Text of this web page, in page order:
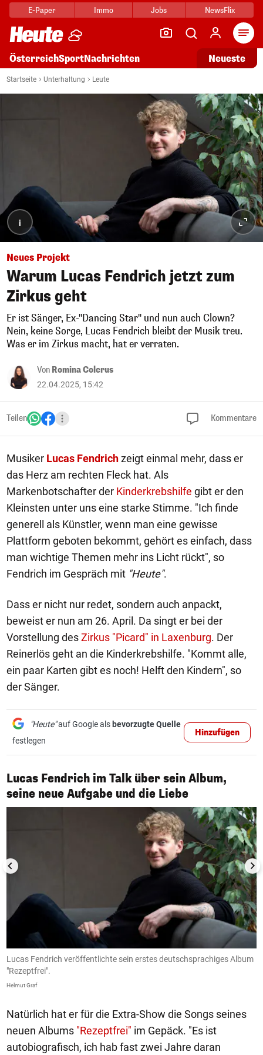
E-Paper Immo Jobs NewsFlix
ÖsterreichSportNachrichten Neueste
Startseite Unterhaltung Leute
i
Neues Projekt
Warum Lucas Fendrich jetzt zum
Zirkus geht
Er ist Sänger, Ex-"Dancing Star" und nun auch Clown?
Nein, keine Sorge, Lucas Fendrich bleibt der Musik treu.
Was er im Zirkus macht, hat er verraten.
Von Romina Colerus
22.04.2025, 15:42
Teilen Kommentare
Musiker Lucas Fendrichzeigt einmal mehr, dass er
das Herz am rechten Fleck hat. Als
Markenbotschafter der Kinderkrebshilfe gibt er den
Kleinsten unter uns eine starke Stimme. "Ich finde
generell als Künstler, wenn man eine gewisse
Plattform geboten bekommt, gehört es einfach, dass
man wichtige Themen mehr ins Licht rückt", so
Fendrich im Gespräch mit "Heute".
Dass er nicht nur redet, sondern auch anpackt,
beweist er nun am 26. April. Da singt er bei der
Vorstellung desZirkus "Picard" in Laxenburg. Der
Reinerlös geht an die Kinderkrebshilfe. "Kommt alle,
ein paar Karten gibt es noch! Helft den Kindern", so
der Sänger.
"Heute"auf Google als bevorzugte Quelle
festlegen
Hinzufügen
Lucas Fendrich im Talk über sein Album,
seine neue Aufgabe und die Liebe
1/6
Lucas Fendrich veröffentlichte sein erstes deutschsprachiges Album
"Rezeptfrei".
Helmut Graf
Natürlich hat er für die Extra-Show die Songs seines
neuen Albums "Rezeptfrei" im Gepäck. "Es ist
autobiografisch, ich hab fast zwei Jahre daran